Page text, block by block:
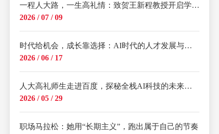
一程人大路，一生高礼情：致贺王新程教授开启学术新程
2026 / 07 / 09
时代给机会，成长靠选择：AI时代的人才发展与职业韧性
2026 / 06 / 17
人大高礼师生走进百度，探秘全栈AI科技的未来图景
2026 / 05 / 29
职场马拉松：她用“长期主义”，跑出属于自己的节奏